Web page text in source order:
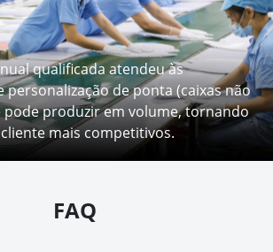
qualificada atendeu às
personalização de ponta (caixas não
pode produzir em volume, tornando
mais competitivos.
FAQ